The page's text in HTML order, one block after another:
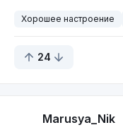
Хорошее настроение
24
Marusya_Nik